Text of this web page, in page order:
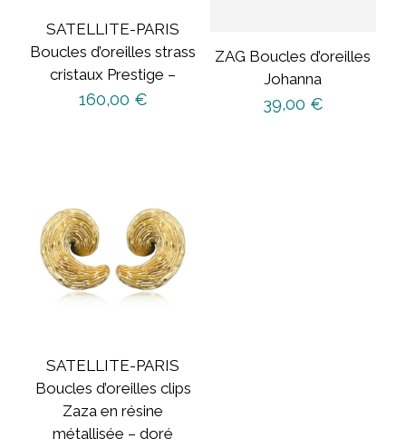
SATELLITE-PARIS
Boucles d’oreilles strass
cristaux Prestige –
160,00 €
ZAG Boucles d’oreilles
Johanna
39,00 €
SATELLITE-PARIS
Boucles d’oreilles clips
Zaza en résine
métallisée – doré